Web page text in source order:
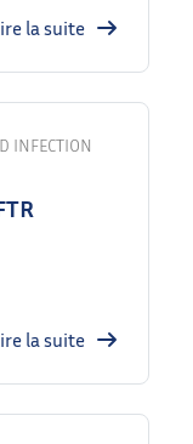
la suite
INFECTION
la suite